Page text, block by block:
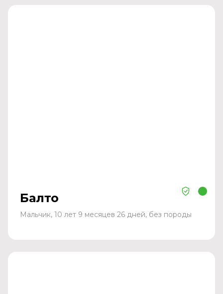
Балто
Мальчик, 10 лет 9 месяцев 26 дней, без породы